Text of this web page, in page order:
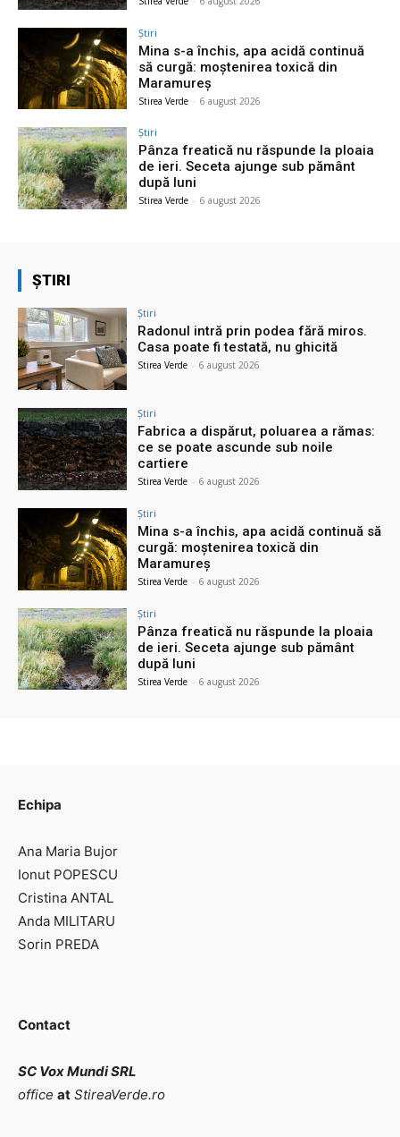
Știri
Mina s-a închis, apa acidă continuă
să curgă: moștenirea toxică din
Maramureș
Stirea Verde - 6 august 2026
Știri
Pânza freatică nu răspunde la ploaia
de ieri. Seceta ajunge sub pământ
după luni
Stirea Verde - 6 august 2026
ȘTIRI
Știri
Radonul intră prin podea fără miros.
Casa poate fi testată, nu ghicită
Stirea Verde - 6 august 2026
Știri
Fabrica a dispărut, poluarea a rămas:
ce se poate ascunde sub noile
cartiere
Stirea Verde - 6 august 2026
Știri
Mina s-a închis, apa acidă continuă să
curgă: moștenirea toxică din
Maramureș
Stirea Verde - 6 august 2026
Știri
Pânza freatică nu răspunde la ploaia
de ieri. Seceta ajunge sub pământ
după luni
Stirea Verde - 6 august 2026
Echipa
Ana Maria Bujor
Ionut POPESCU
Cristina ANTAL
Anda MILITARU
Sorin PREDA
Contact
SC Vox Mundi SRL
office at StireaVerde.ro